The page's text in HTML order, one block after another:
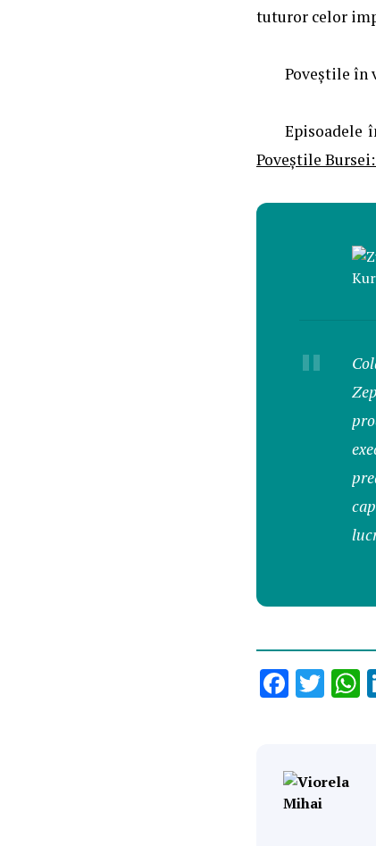
tuturor celor
Poveștile în
Episoadele
Poveștile
"